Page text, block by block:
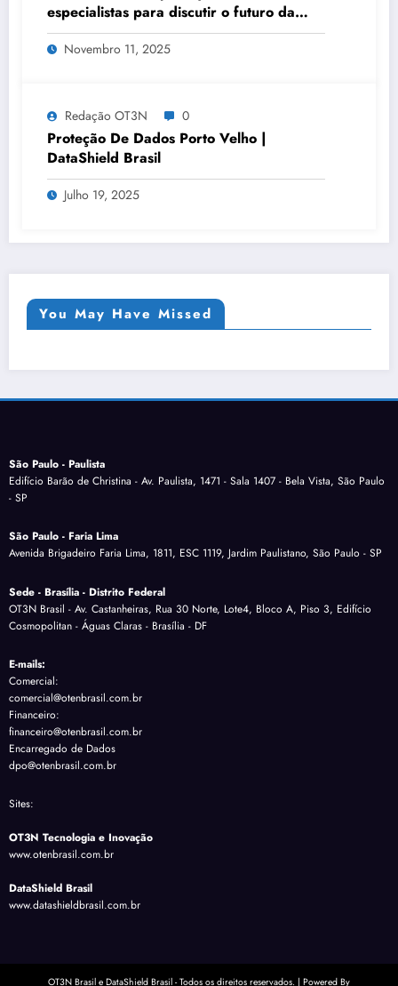
especialistas para discutir o futuro da
privacidade digital no Brasil
Novembro 11, 2025
Redação OT3N 0
Proteção De Dados Porto Velho |
DataShield Brasil
Julho 19, 2025
You May Have Missed
São Paulo - Paulista
Edifício Barão de Christina - Av. Paulista, 1471 - Sala 1407 - Bela Vista, São Paulo
- SP
São Paulo - Faria Lima
Avenida Brigadeiro Faria Lima, 1811, ESC 1119, Jardim Paulistano, São Paulo - SP
Sede - Brasília - Distrito Federal
OT3N Brasil - Av. Castanheiras, Rua 30 Norte, Lote4, Bloco A, Piso 3, Edifício
Cosmopolitan - Águas Claras - Brasília - DF
E-mails:
Comercial:
comercial@otenbrasil.com.br
Financeiro:
financeiro@otenbrasil.com.br
Encarregado de Dados
dpo@otenbrasil.com.br
Sites:
OT3N Tecnologia e Inovação
www.otenbrasil.com.br
DataShield Brasil
www.datashieldbrasil.com.br
OT3N Brasil e DataShield Brasil - Todos os direitos reservados. | Powered By